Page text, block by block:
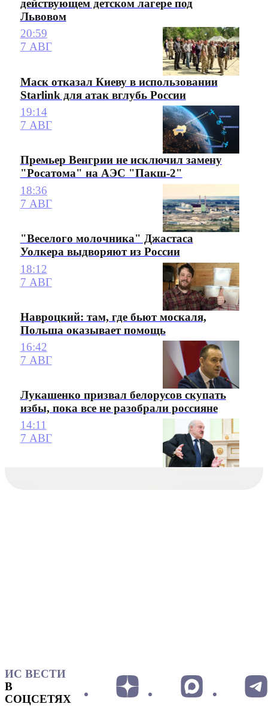
действующем детском лагере под
Львовом
20:59
7 АВГ
Маск отказал Киеву в использовании
Starlink для атак вглубь России
19:14
7 АВГ
Премьер Венгрии не исключил замену
"Росатома" на АЭС "Пакш-2"
18:36
7 АВГ
"Веселого молочника" Джастаса
Уолкера выдворяют из России
18:12
7 АВГ
Навроцкий: там, где бьют москаля,
Польша оказывает помощь
16:42
7 АВГ
Лукашенко призвал белорусов скупать
избы, пока все не разобрали россияне
14:11
7 АВГ
ИС ВЕСТИ
В
СОЦСЕТЯХ